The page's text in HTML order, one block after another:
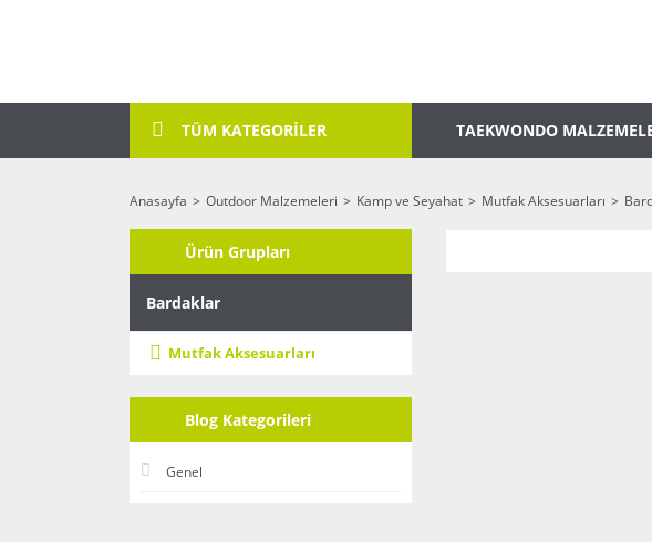
TÜM KATEGORİLER TAEKWONDO
Anasayfa Outdoor Malzemeleri Kamp ve Seyahat Mutfak Aksesuarları
Ürün Grupları
Bardaklar
Mutfak Aksesuarları
Blog Kategorileri
Genel